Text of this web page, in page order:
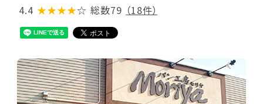
4.4 ★★★★☆ 総数79 （18件）